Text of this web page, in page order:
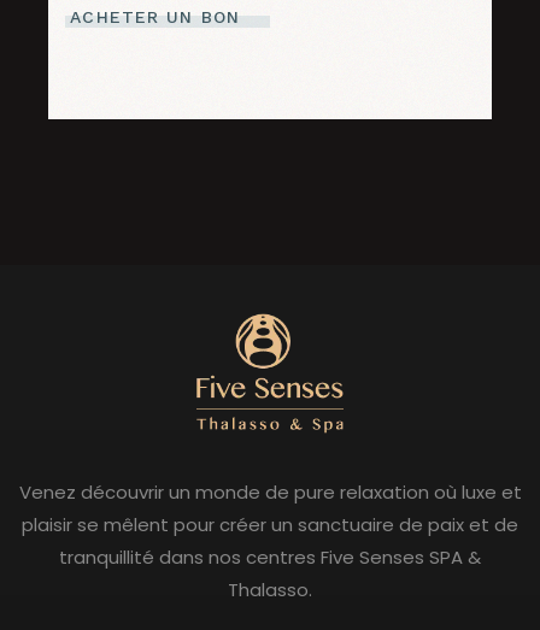
ACHETER UN BON
Venez découvrir un monde de pure relaxation où luxe et
plaisir se mêlent pour créer un sanctuaire de paix et de
tranquillité dans nos centres Five Senses SPA &
Thalasso.